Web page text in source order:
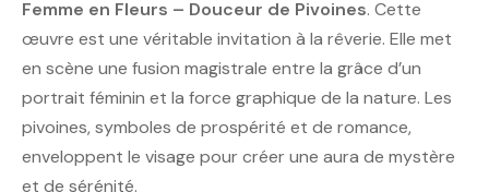
Femme en Fleurs – Douceur de Pivoines. Cette
œuvre est une véritable invitation à la rêverie. Elle met
en scène une fusion magistrale entre la grâce d’un
portrait féminin et la force graphique de la nature. Les
pivoines, symboles de prospérité et de romance,
enveloppent le visage pour créer une aura de mystère
et de sérénité.